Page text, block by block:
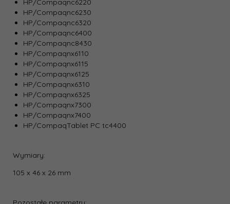
HP/Compaqnc6220
HP/Compaqnc6230
HP/Compaqnc6320
HP/Compaqnc6400
HP/Compaqnc8430
HP/Compaqnx6110
HP/Compaqnx6115
HP/Compaqnx6125
HP/Compaqnx6310
HP/Compaqnx6325
HP/Compaqnx7300
HP/Compaqnx7400
HP/CompaqTablet PC tc4400
Wymiary:
105 x 46 x 26 mm